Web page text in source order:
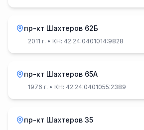
пр-кт Шахтеров 62Б
2011 г. • КН: 42:24:0401014:9828
пр-кт Шахтеров 65А
1976 г. • КН: 42:24:0401055:2389
пр-кт Шахтеров 35